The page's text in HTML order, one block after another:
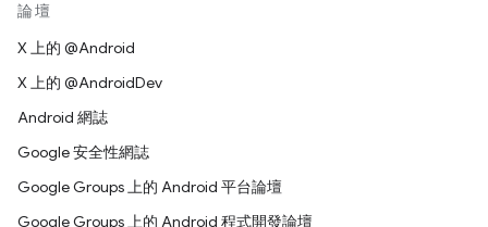
論壇
X 上的 @Android
X 上的 @AndroidDev
Android 網誌
Google 安全性網誌
Google Groups 上的 Android 平台論壇
Google Groups 上的 Android 程式開發論壇